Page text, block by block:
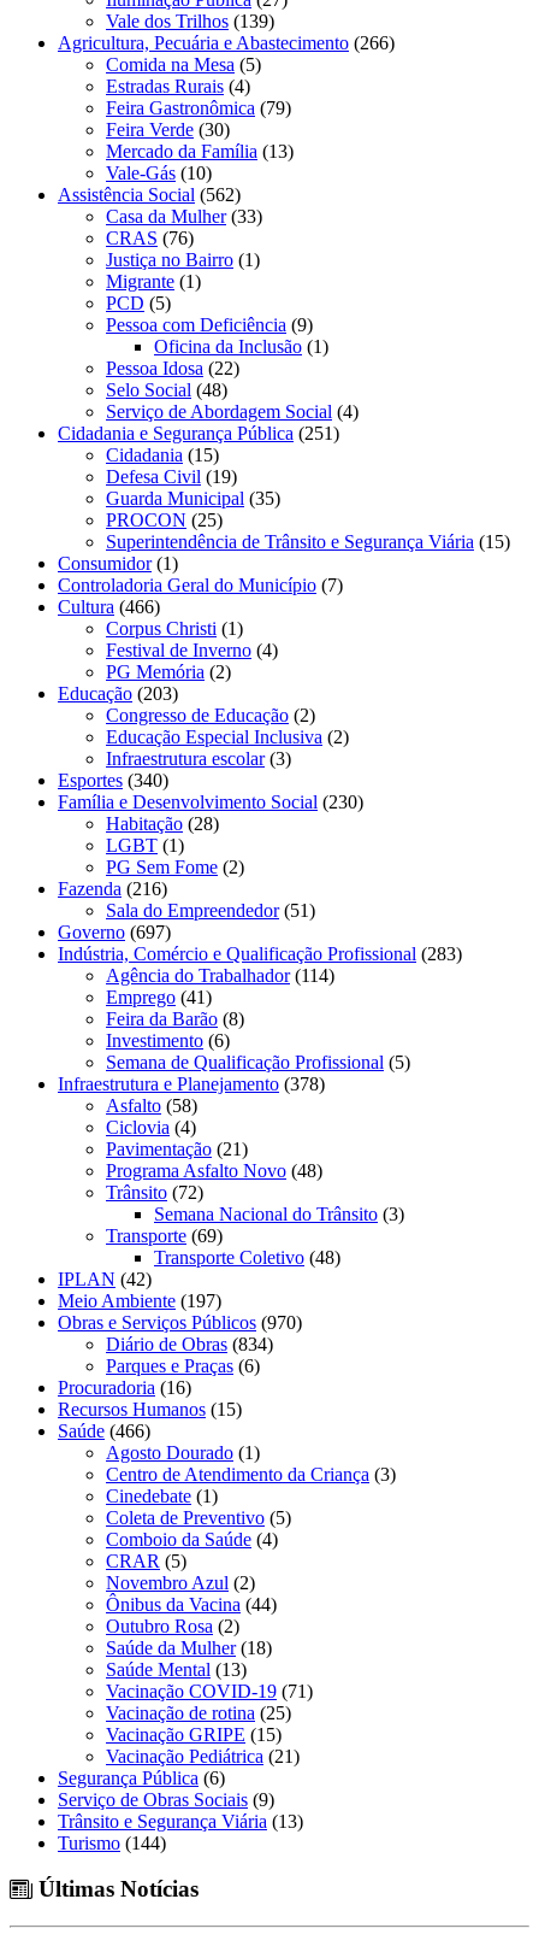
Vale dos Trilhos (139)
Agricultura, Pecuária e Abastecimento (266)
Comida na Mesa (5)
Estradas Rurais (4)
Feira Gastronômica (79)
Feira Verde (30)
Mercado da Família (13)
Vale-Gás (10)
Assistência Social (562)
Casa da Mulher(33)
CRAS (76)
Justiça no Bairro (1)
Migrante (1)
PCD (5)
Pessoa com Deficiência (9)
Oficina da Inclusão (1)
Pessoa Idosa (22)
Selo Social (48)
Serviço de Abordagem Social (4)
Cidadania e Segurança Pública (251)
Cidadania (15)
Defesa Civil (19)
Guarda Municipal (35)
PROCON (25)
Superintendência de Trânsito e Segurança Viária (15)
Consumidor(1)
Controladoria Geral do Município (7)
Cultura (466)
Corpus Christi (1)
Festival de Inverno (4)
PG Memória (2)
Educação (203)
Congresso de Educação (2)
Educação Especial Inclusiva (2)
Infraestrutura escolar(3)
Esportes (340)
Família e Desenvolvimento Social (230)
Habitação (28)
LGBT (1)
PG Sem Fome (2)
Fazenda (216)
Sala do Empreendedor(51)
Governo (697)
Indústria, Comércio e Qualificação Profissional (283)
Agência do Trabalhador(114)
Emprego (41)
Feira da Barão (8)
Investimento (6)
Semana de Qualificação Profissional (5)
Infraestrutura e Planejamento (378)
Asfalto (58)
Ciclovia (4)
Pavimentação (21)
Programa Asfalto Novo (48)
Trânsito (72)
Semana Nacional do Trânsito (3)
Transporte (69)
Transporte Coletivo (48)
IPLAN (42)
Meio Ambiente (197)
Obras e Serviços Públicos (970)
Diário de Obras (834)
Parques e Praças (6)
Procuradoria (16)
Recursos Humanos (15)
Saúde (466)
Agosto Dourado (1)
Centro de Atendimento da Criança (3)
Cinedebate (1)
Coleta de Preventivo (5)
Comboio da Saúde (4)
CRAR (5)
Novembro Azul (2)
Ônibus da Vacina (44)
Outubro Rosa (2)
Saúde da Mulher(18)
Saúde Mental (13)
Vacinação COVID-19 (71)
Vacinação de rotina (25)
Vacinação GRIPE (15)
Vacinação Pediátrica (21)
Segurança Pública (6)
Serviço de Obras Sociais (9)
Trânsito e Segurança Viária (13)
Turismo (144)
Últimas Notícias